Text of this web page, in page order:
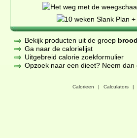
Bekijk producten uit de groep
Ga naar de calorielijst
Uitgebreid calorie zoekformulier
Opzoek naar een dieet? Neem
Calorieen | Calculators |